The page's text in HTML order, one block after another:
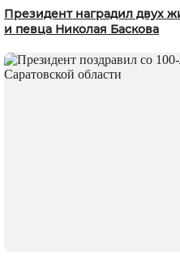
Президент наградил двух
и певца Николая Баскова